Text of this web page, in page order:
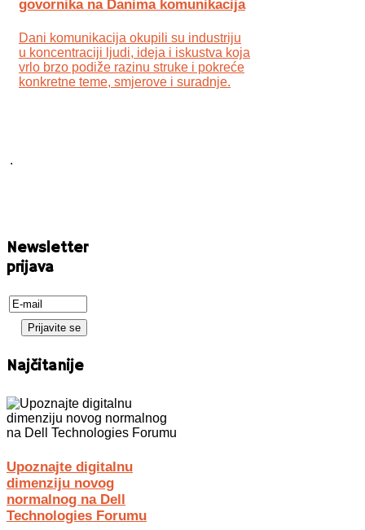
govornika na Danima komunikacija
Dani komunikacija okupili su industriju
u koncentraciji ljudi, ideja i iskustva koja
vrlo brzo podiže razinu struke i pokreće
konkretne teme, smjerove i suradnje.
.
Newsletter
prijava
Najčitanije
Upoznajte digitalnu
dimenziju novog
normalnog na Dell
Technologies Forumu